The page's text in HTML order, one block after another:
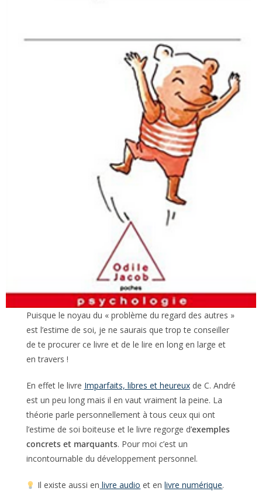
Puisque le noyau du « problème du regard des autres »
est l’estime de soi, je ne saurais que trop te conseiller
de te procurer ce livre et de le lire en long en large et
en travers !
En effet le livre Imparfaits, libres et heureuxde C. André
est un peu long mais il en vaut vraiment la peine. La
théorie parle personnellement à tous ceux qui ont
l’estime de soi boiteuse et le livre regorge d’exemples
concrets et marquants. Pour moi c’est un
incontournable du développement personnel.
Il existe aussi en livre audio et enlivre numérique.